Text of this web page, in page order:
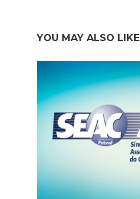
YOU MAY ALSO LIKE